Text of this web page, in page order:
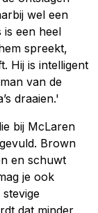
wel een
is een heel
spreekt,
Hij is intelligent
van de
draaien.'
bij McLaren
Brown
en schuwt
je ook